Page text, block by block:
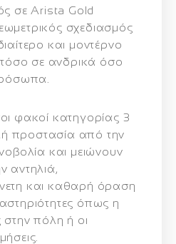
σε Arista Gold
σχεδιασμός
και μοντέρνο
τόσο σε ανδρικά όσο
φακοί κατηγορίας 3
προστασία από την
και μειώνουν
αντηλιά,
και καθαρή όραση
όπως η
στην πόλη ή οι